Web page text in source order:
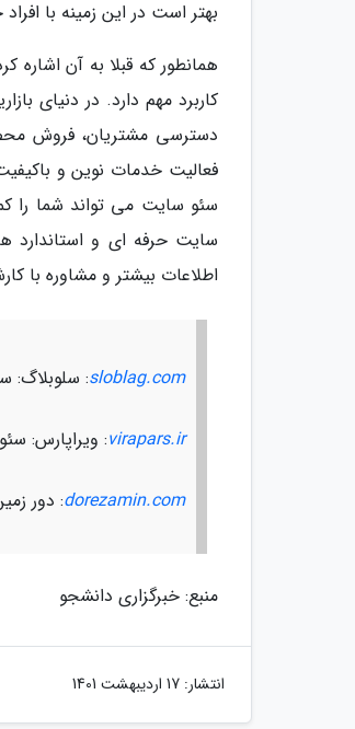
بهتر است در این زمینه با
همانطور که قبلا به آن
کاربرد مهم دارد. در دنیای
دسترسی مشتریان، فروش
فعالیت خدمات نوین و
سئو سایت می تواند شما را
سایت حرفه ای و استاندارد
اطلاعات بیشتر و مشاوره با
sloblag.com: سلوبلاگ:
virapars.ir: ویراپارس:
dorezamin.com: دور
منبع: خبرگزاری دانشجو
انتشار: 17 اردیبهشت 1401